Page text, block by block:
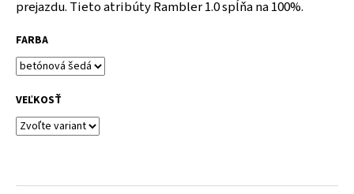
prejazdu. Tieto atribúty Rambler 1.0 spĺňa na 100%.
FARBA
VEĽKOSŤ
d
p
o
r
č
a
m